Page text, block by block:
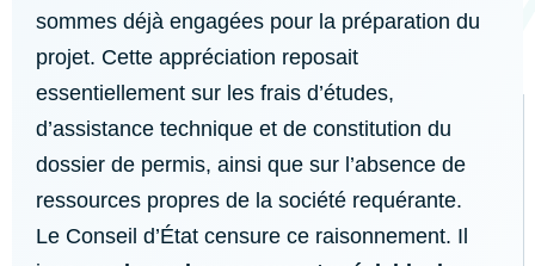
sommes déjà engagées pour la préparation du
projet. Cette appréciation reposait
essentiellement sur les frais d’études,
d’assistance technique et de constitution du
dossier de permis, ainsi que sur l’absence de
ressources propres de la société requérante.
Le Conseil d’État censure ce raisonnement. Il